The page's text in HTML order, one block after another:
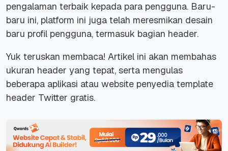
pengalaman terbaik kepada para pengguna. Baru-
baru ini, platform ini juga telah meresmikan desain
baru profil pengguna, termasuk bagian header.
Yuk teruskan membaca! Artikel ini akan membahas
ukuran header yang tepat, serta mengulas
beberapa aplikasi atau website penyedia template
header Twitter gratis.